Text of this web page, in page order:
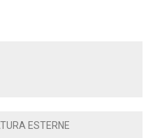
ESTERNE